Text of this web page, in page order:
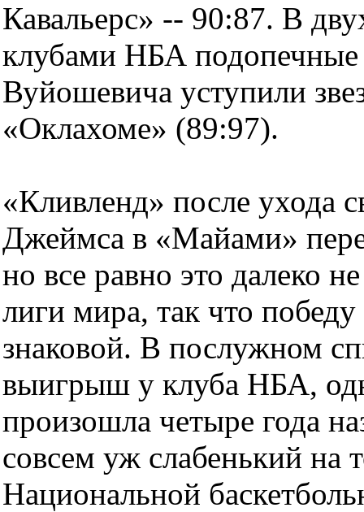
Кавальерс» -- 90:87. В
клубами НБА подопечные
Вуйошевича уступили
«Оклахоме» (89:97).
«Кливленд» после ухода
Джеймса в «Майами»
но все равно это далеко
лиги мира, так что
знаковой. В послужном
выигрыш у клуба НБА,
произошла четыре года
совсем уж слабенький на
Национальной